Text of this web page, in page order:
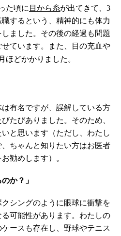
た頃に 目から糸が出てきて、3
するという、精神的にも体力
ました。その後の経過も問題
ています。また、目の充血や
ほどかかりました。
有名ですが、誤解している方
たびありました。そのため、
と思います（ただし、わたし
ちゃんと知りたい方はお医者
勧めします）。
か？」
シングのように眼球に衝撃を
可能性があります。わたしの
ースも存在し、野球やテニス